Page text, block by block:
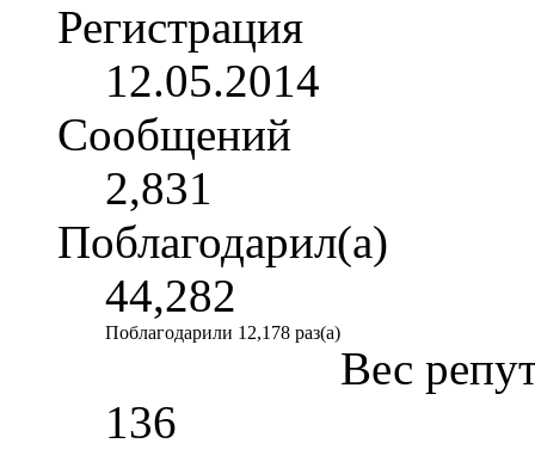
Регистрация
12.05.2014
Сообщений
2,831
Поблагодарил(а)
44,282
Поблагодарили 12,178 раз(а)
Вес
136